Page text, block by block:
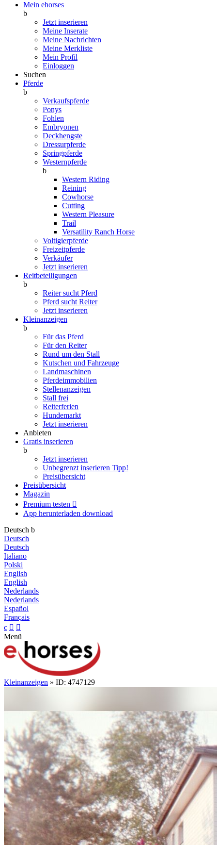
Mein ehorses
b
Jetzt inserieren
Meine Inserate
Meine Nachrichten
Meine Merkliste
Mein Profil
Einloggen
Suchen
Pferde
b
Verkaufspferde
Ponys
Fohlen
Embryonen
Deckhengste
Dressurpferde
Springpferde
Westernpferde
b
Western Riding
Reining
Cowhorse
Cutting
Western Pleasure
Trail
Versatility Ranch Horse
Voltigierpferde
Freizeitpferde
Verkäufer
Jetzt inserieren
Reitbeteiligungen
b
Reiter sucht Pferd
Pferd sucht Reiter
Jetzt inserieren
Kleinanzeigen
b
Für das Pferd
Für den Reiter
Rund um den Stall
Kutschen und Fahrzeuge
Landmaschinen
Pferdeimmobilien
Stellenanzeigen
Stall frei
Reiterferien
Hundemarkt
Jetzt inserieren
Anbieten
Gratis inserieren
b
Jetzt inserieren
Unbegrenzt inserieren Tipp!
Preisübersicht
Preisübersicht
Magazin
Premium testen 
App herunterladen download
Deutsch b
Deutsch
Deutsch
Italiano
Polski
English
English
Nederlands
Nederlands
Español
Français
c  
Menü
Kleinanzeigen » ID: 4747129